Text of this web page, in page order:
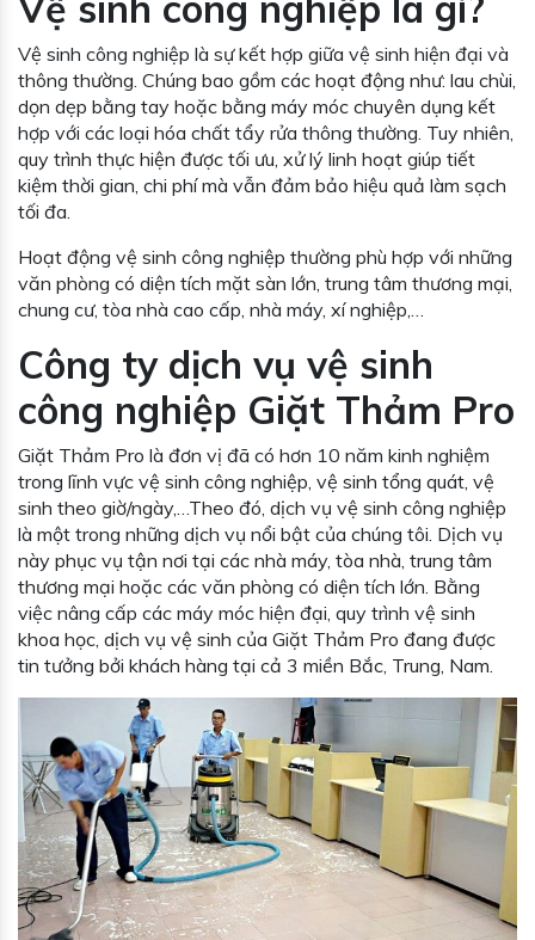
Vệ sinh công nghiệp là sự kết hợp giữa vệ sinh hiện đại và
thông thường. Chúng bao gồm các hoạt động như: lau chùi,
dọn dẹp bằng tay hoặc bằng máy móc chuyên dụng kết
hợp với các loại hóa chất tẩy rửa thông thường. Tuy nhiên,
quy trình thực hiện được tối ưu, xử lý linh hoạt giúp tiết
kiệm thời gian, chi phí mà vẫn đảm bảo hiệu quả làm sạch
tối đa.
Hoạt động vệ sinh công nghiệp thường phù hợp với những
văn phòng có diện tích mặt sàn lớn, trung tâm thương mại,
chung cư, tòa nhà cao cấp, nhà máy, xí nghiệp,…
Công ty dịch vụ vệ sinh
công nghiệp Giặt Thảm Pro
Giặt Thảm Pro là đơn vị đã có hơn 10 năm kinh nghiệm
trong lĩnh vực vệ sinh công nghiệp, vệ sinh tổng quát, vệ
sinh theo giờ/ngày,…Theo đó, dịch vụ vệ sinh công nghiệp
là một trong những dịch vụ nổi bật của chúng tôi. Dịch vụ
này phục vụ tận nơi tại các nhà máy, tòa nhà, trung tâm
thương mại hoặc các văn phòng có diện tích lớn. Bằng
việc nâng cấp các máy móc hiện đại, quy trình vệ sinh
khoa học, dịch vụ vệ sinh của Giặt Thảm Pro đang được
tin tưởng bởi khách hàng tại cả 3 miền Bắc, Trung, Nam.